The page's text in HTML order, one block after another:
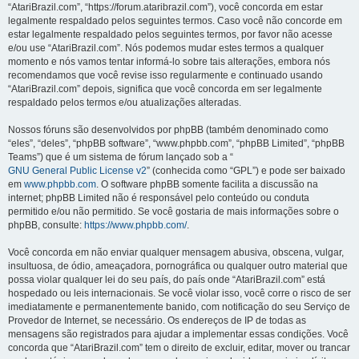
“AtariBrazil.com”, “https://forum.ataribrazil.com”), você concorda em estar
legalmente respaldado pelos seguintes termos. Caso você não concorde em
estar legalmente respaldado pelos seguintes termos, por favor não acesse
e/ou use “AtariBrazil.com”. Nós podemos mudar estes termos a qualquer
momento e nós vamos tentar informá-lo sobre tais alterações, embora nós
recomendamos que você revise isso regularmente e continuado usando
“AtariBrazil.com” depois, significa que você concorda em ser legalmente
respaldado pelos termos e/ou atualizações alteradas.
Nossos fóruns são desenvolvidos por phpBB (também denominado como
“eles”, “deles”, “phpBB software”, “www.phpbb.com”, “phpBB Limited”, “phpBB
Teams”) que é um sistema de fórum lançado sob a “
GNU General Public License v2” (conhecida como “GPL”) e pode ser baixado
em www.phpbb.com. O software phpBB somente facilita a discussão na
internet; phpBB Limited não é responsável pelo conteúdo ou conduta
permitido e/ou não permitido. Se você gostaria de mais informações sobre o
phpBB, consulte: https://www.phpbb.com/.
Você concorda em não enviar qualquer mensagem abusiva, obscena, vulgar,
insultuosa, de ódio, ameaçadora, pornográfica ou qualquer outro material que
possa violar qualquer lei do seu país, do país onde “AtariBrazil.com” está
hospedado ou leis internacionais. Se você violar isso, você corre o risco de ser
imediatamente e permanentemente banido, com notificação do seu Serviço de
Provedor de Internet, se necessário. Os endereços de IP de todas as
mensagens são registrados para ajudar a implementar essas condições. Você
concorda que “AtariBrazil.com” tem o direito de excluir, editar, mover ou trancar